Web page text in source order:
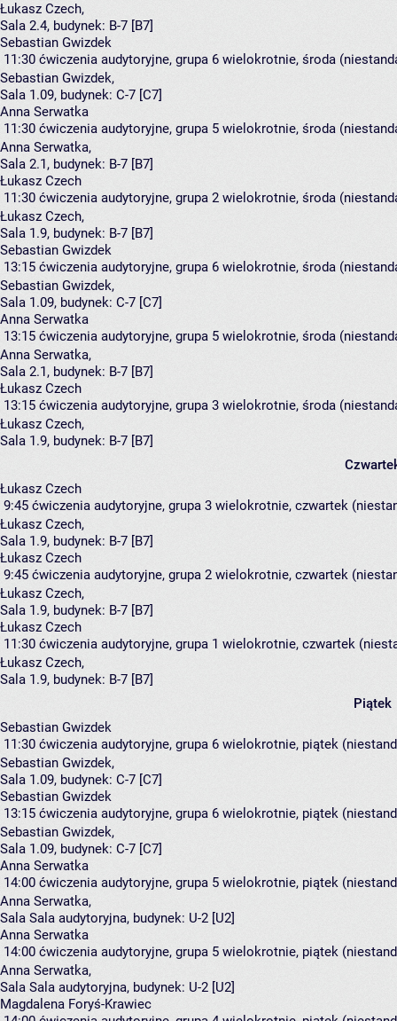
Łukasz Czech,
Sala 2.4, budynek: B-7 [B7]
Sebastian Gwizdek
11:30 ćwiczenia audytoryjne, grupa 6 wielokrotnie, środa
Sebastian Gwizdek,
Sala 1.09, budynek: C-7 [C7]
Anna Serwatka
11:30 ćwiczenia audytoryjne, grupa 5 wielokrotnie, środa
Anna Serwatka,
Sala 2.1, budynek: B-7 [B7]
Łukasz Czech
11:30 ćwiczenia audytoryjne, grupa 2 wielokrotnie, środa
Łukasz Czech,
Sala 1.9, budynek: B-7 [B7]
Sebastian Gwizdek
13:15 ćwiczenia audytoryjne, grupa 6 wielokrotnie, środa
Sebastian Gwizdek,
Sala 1.09, budynek: C-7 [C7]
Anna Serwatka
13:15 ćwiczenia audytoryjne, grupa 5 wielokrotnie, środa
Anna Serwatka,
Sala 2.1, budynek: B-7 [B7]
Łukasz Czech
13:15 ćwiczenia audytoryjne, grupa 3 wielokrotnie, środa
Łukasz Czech,
Sala 1.9, budynek: B-7 [B7]
Łukasz Czech
9:45 ćwiczenia audytoryjne, grupa 3 wielokrotnie, czwartek
Łukasz Czech,
Sala 1.9, budynek: B-7 [B7]
Łukasz Czech
9:45 ćwiczenia audytoryjne, grupa 2 wielokrotnie, czwartek
Łukasz Czech,
Sala 1.9, budynek: B-7 [B7]
Łukasz Czech
11:30 ćwiczenia audytoryjne, grupa 1 wielokrotnie, czwartek
Łukasz Czech,
Sala 1.9, budynek: B-7 [B7]
Piątek
Sebastian Gwizdek
11:30 ćwiczenia audytoryjne, grupa 6 wielokrotnie, piątek
Sebastian Gwizdek,
Sala 1.09, budynek: C-7 [C7]
Sebastian Gwizdek
13:15 ćwiczenia audytoryjne, grupa 6 wielokrotnie, piątek
Sebastian Gwizdek,
Sala 1.09, budynek: C-7 [C7]
Anna Serwatka
14:00 ćwiczenia audytoryjne, grupa 5 wielokrotnie, piątek
Anna Serwatka,
Sala Sala audytoryjna, budynek: U-2 [U2]
Anna Serwatka
14:00 ćwiczenia audytoryjne, grupa 5 wielokrotnie, piątek
Anna Serwatka,
Sala Sala audytoryjna, budynek: U-2 [U2]
Magdalena Foryś-Krawiec